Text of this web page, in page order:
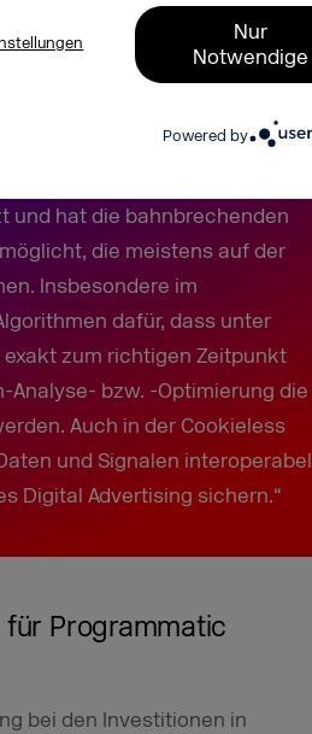
Nur
Notwendige
Powered by
Das betont Eric Hall, Gründer
Programmatic Advertising im
Intelligenz wird schon
und hat die bahnbrechenden
die meistens auf der
Insbesondere im
dafür, dass unter
zum richtigen Zeitpunkt
Analyse- bzw. -Optimierung die
Auch in der Cookieless
und Signalen interoperabel
Digital Advertising sichern.“
für Programmatic
bei den Investitionen in